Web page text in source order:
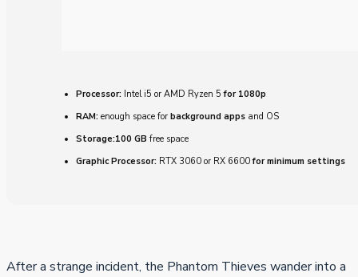
Processor: Intel i5 or AMD Ryzen 5for 1080p
RAM: enough space for background apps and OS
Storage:100 GB free space
Graphic Processor: RTX 3060 or RX 6600for minimum settings
After a strange incident, the Phantom Thieves wander into a